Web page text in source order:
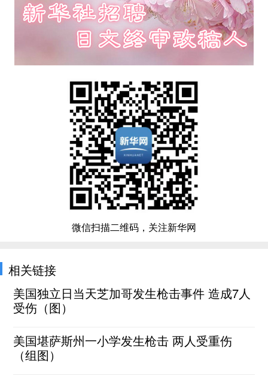
微信扫描二维码，关注新华网
相关链接
美国独立日当天芝加哥发生枪击事件 造成7人
受伤（图）
美国堪萨斯州一小学发生枪击 两人受重伤
（组图）